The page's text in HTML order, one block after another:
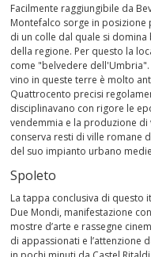
Facilmente raggiungibile da
Montefalco sorge in posizione
di un colle dal quale si domina
della regione. Per questo la
come "belvedere
vino in queste terre è molto
Quattrocento precisi
disciplinavano con rigore le
vendemmia e la produzione di
conserva resti di ville romane
del suo impianto urbano
Spoleto
La tappa conclusiva di questo
Due Mondi, manifestazione
mostre d’arte e rassegne
di appassionati e l’attenzione